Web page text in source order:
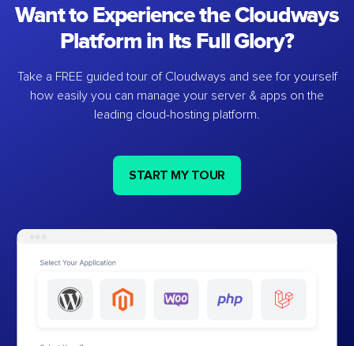
Want to Experience the Cloudways
Platform in Its Full Glory?
Take a FREE guided tour of Cloudways and see for yourself
how easily you can manage your server & apps on the
leading cloud-hosting platform.
START MY TOUR